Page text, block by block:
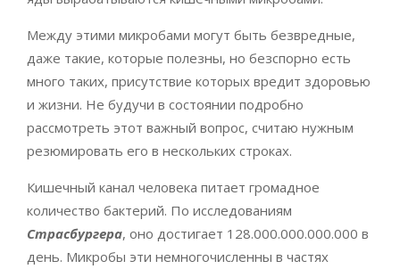
Между этими микробами могут быть безвредные,
даже такие, которые полезны, но безспорно есть
много таких, присутствие которых вредит здоровью
и жизни. Не будучи в состоянии подробно
рассмотреть этот важный вопрос, считаю нужным
резюмировать его в нескольких строках.
Кишечный канал человека питает громадное
количество бактерий. По исследованиям
Страсбургера, оно достигает 128.000.000.000.000 в
день. Микробы эти немногочисленны в частях